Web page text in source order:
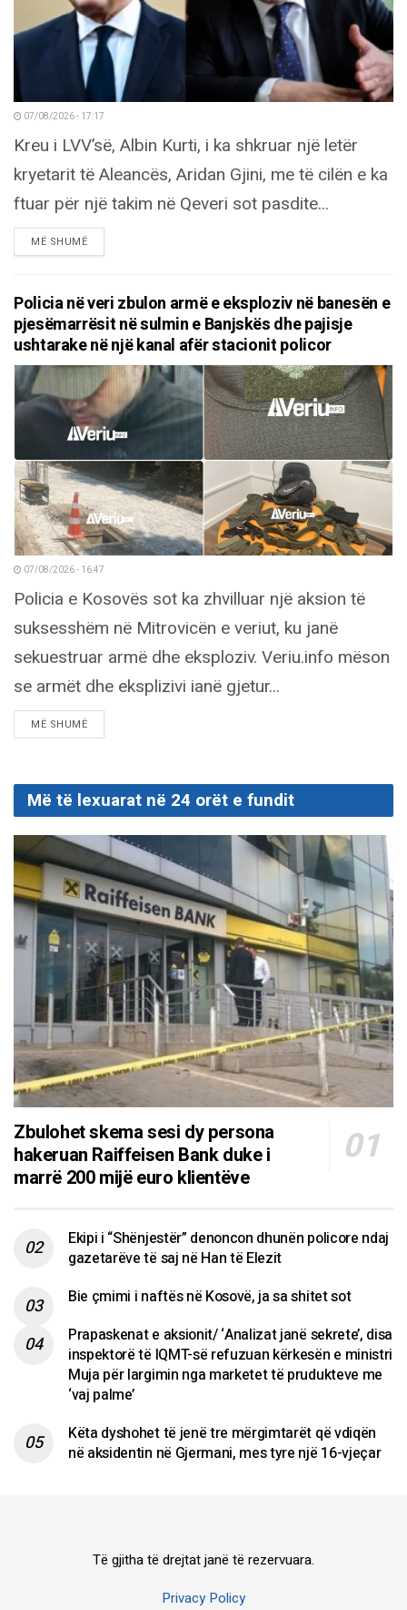
07/08/2026 - 17:17
Kreu i LVV’së, Albin Kurti, i ka shkruar një letër
kryetarit të Aleancës, Aridan Gjini, me të cilën e ka
ftuar për një takim në Qeveri sot pasdite...
MË SHUMËDETAILS
Policia në veri zbulon armë e eksploziv në banesën e
pjesëmarrësit në sulmin e Banjskës dhe pajisje
ushtarake në një kanal afër stacionit policor
07/08/2026 - 16:47
Policia e Kosovës sot ka zhvilluar një aksion të
suksesshëm në Mitrovicën e veriut, ku janë
sekuestruar armë dhe eksploziv. Veriu.info mëson
se armët dhe eksplizivi ianë gjetur...
MË SHUMËDETAILS
Më të lexuarat në 24 orët e fundit
Zbulohet skema sesi dy persona
hakeruan Raiffeisen Bank duke i
marrë 200 mijë euro klientëve
Ekipi i “Shënjestër” denoncon dhunën policore ndaj
gazetarëve të saj në Han të Elezit
Bie çmimi i naftës në Kosovë, ja sa shitet sot
Prapaskenat e aksionit/ ‘Analizat janë sekrete’, disa
inspektorë të IQMT-së refuzuan kërkesën e ministri
Muja për largimin nga marketet të prudukteve me
‘vaj palme’
Këta dyshohet të jenë tre mërgimtarët që vdiqën
në aksidentin në Gjermani, mes tyre një 16-vjeçar
Të gjitha të drejtat janë të rezervuara.
Privacy Policy